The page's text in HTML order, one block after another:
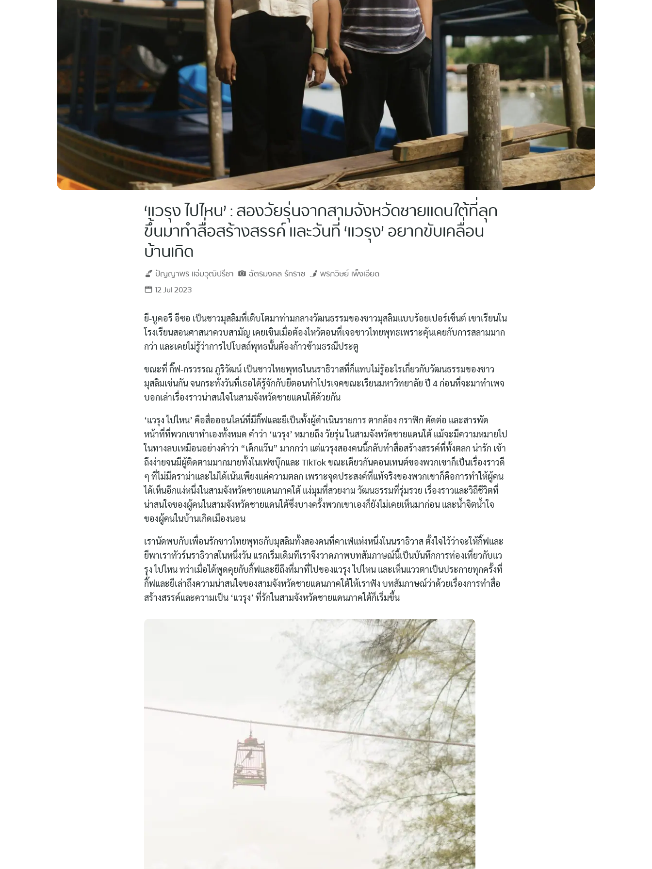
‘แวรุง ไปไหน’ : สองวัยรุ่นจากสามจังหวัดชายแดนใต้ที่ลุก
ขึ้นมาทำสื่อสร้างสรรค์ และวันที่ ‘แวรุง’ อยากขับเคลื่อน
บ้านเกิด
ปัญญาพรแจ่มวุฒิปรีชา ฉัตรมงคลรักราช พรภวิษย์เพ็งเอียด
12 Jul 2023
ยี-บูคอรี อีซอ เป็นชาวมุสลิมที่เติบโตมาท่ามกลางวัฒนธรรมของชาวมุสลิมแบบร้อยเปอร์เซ็นต์ เขาเรียนใน
โรงเรียนสอนศาสนาควบสามัญ เคยเขินเมื่อต้องไหว้ตอนที่เจอชาวไทยพุทธเพราะคุ้นเคยกับการสลามมาก
กว่า และเคยไม่รู้ว่าการไปโบสถ์พุทธนั้นต้องก้าวข้ามธรณีประตู
ขณะที่ กิ๊ฟ-กรวรรณ ภูริวัฒน์ เป็นชาวไทยพุทธในนราธิวาสที่ก็แทบไม่รู้อะไรเกี่ยวกับวัฒนธรรมของชาว
มุสลิมเช่นกัน จนกระทั่งวันที่เธอได้รู้จักกับยีตอนทำโปรเจคขณะเรียนมหาวิทยาลัย ปี 4 ก่อนที่จะมาทำเพจ
บอกเล่าเรื่องราวน่าสนใจในสามจังหวัดชายแดนใต้ด้วยกัน
‘แวรุง ไปไหน’ คือสื่อออนไลน์ที่มีกิ๊ฟและยีเป็นทั้งผู้ดำเนินรายการ ตากล้อง กราฟิก ตัดต่อ และสารพัด
หน้าที่ที่พวกเขาทำเองทั้งหมด คำว่า ‘แวรุง’ หมายถึง วัยรุ่น ในสามจังหวัดชายแดนใต้ แม้จะมีความหมายไป
ในทางลบเหมือนอย่างคำว่า “เด็กแว๊น” มากกว่า แต่แวรุงสองคนนี้กลับทำสื่อสร้างสรรค์ที่ทั้งตลก น่ารัก เข้า
ถึงง่ายจนมีผู้ติดตามมากมายทั้งในเฟซบุ๊กและ TikTok ขณะเดียวกันคอนเทนต์ของพวกเขาก็เป็นเรื่องราวดี
ๆ ที่ไม่มีดราม่าและไม่ได้เน้นเพียงแค่ความตลก เพราะจุดประสงค์ที่แท้จริงของพวกเขาก็คือการทำให้ผู้คน
ได้เห็นอีกแง่หนึ่งในสามจังหวัดชายแดนภาคใต้ แง่มุมที่สวยงาม วัฒนธรรมที่รุ่มรวย เรื่องราวและวิถีชีวิตที่
น่าสนใจของผู้คนในสามจังหวัดชายแดนใต้ซึ่งบางครั้งพวกเขาเองก็ยังไม่เคยเห็นมาก่อน และน้ำจิตน้ำใจ
ของผู้คนในบ้านเกิดเมืองนอน
เรานัดพบกับเพื่อนรักชาวไทยพุทธกับมุสลิมทั้งสองคนที่คาเฟ่แห่งหนึ่งในนราธิวาส ตั้งใจไว้ว่าจะให้กิ๊ฟและ
ยีพาเราทัวร์นราธิวาสในหนึ่งวัน แรกเริ่มเดิมทีเราจึงวาดภาพบทสัมภาษณ์นี้เป็นบันทึกการท่องเที่ยวกับแว
รุง ไปไหน ทว่าเมื่อได้พูดคุยกับกิ๊ฟและยีถึงที่มาที่ไปของแวรุง ไปไหน และเห็นแววตาเป็นประกายทุกครั้งที่
กิ๊ฟและยีเล่าถึงความน่าสนใจของสามจังหวัดชายแดนภาคใต้ให้เราฟัง บทสัมภาษณ์ว่าด้วยเรื่องการทำสื่อ
สร้างสรรค์และความเป็น ‘แวรุง’ ที่รักในสามจังหวัดชายแดนภาคใต้ก็เริ่มขึ้น